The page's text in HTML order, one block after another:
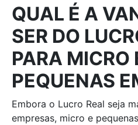
QUAL É A
SER DO
PARA MICRO
PEQUENAS
Embora o Lucro Real seja
empresas, micro e